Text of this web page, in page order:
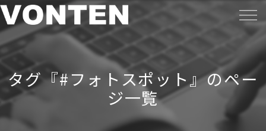
タグ『#フォトスポット』のペー
ジ一覧